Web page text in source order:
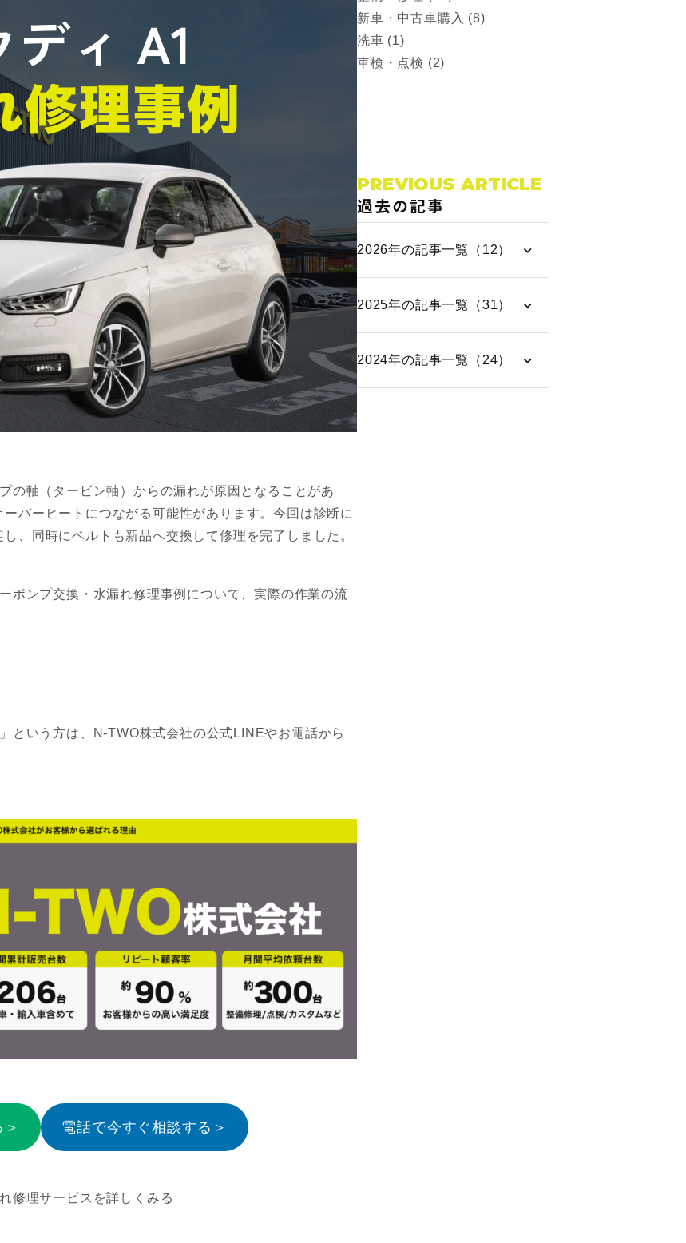
の軸（タービン軸）からの漏れが原因となることがあ
バーヒートにつながる可能性があります。今回は診断に
、同時にベルトも新品へ交換して修理を完了しました。
ポンプ交換・水漏れ修理事例について、実際の作業の流
という方は、N-TWO株式会社の公式LINEやお電話から
電話で今すぐ相談する＞
修理サービスを詳しくみる
新車・中古車購入 (8)
洗車 (1)
車検・点検 (2)
PREVIOUS ARTICLE
過去の記事
2026年の記事一覧（12）
2025年の記事一覧（31）
2024年の記事一覧（24）